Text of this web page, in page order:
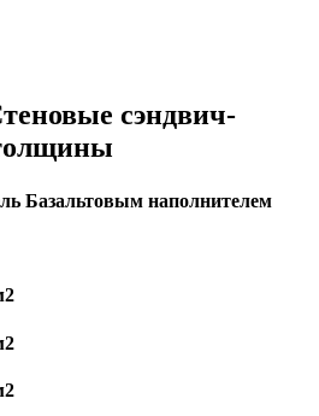
сэндвич-
Базальтовым наполнителем